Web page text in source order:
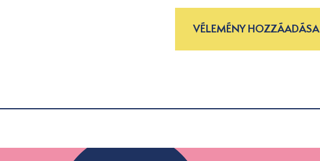
VÉLEMÉNY HOZZÁADÁSA